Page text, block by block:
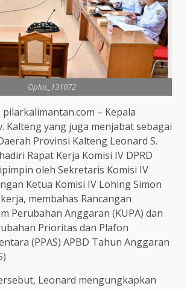
Oplus_131072
pilarkalimantan.com – Kepala
Kalteng yang juga menjabat sebagai
Provinsi Kalteng Leonard S.
Rapat Kerja Komisi IV DPRD
oleh Sekretaris Komisi IV
Ketua Komisi IV Lohing Simon
membahas Rancangan
Perubahan Anggaran (KUPA) dan
Prioritas dan Plafon
(PPAS) APBD Tahun Anggaran
Leonard mengungkapkan